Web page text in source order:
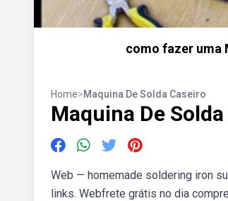
como fazer uma
Home>Maquina De Solda Caseiro
Maquina De
Web — homemade soldering iron
links. Webfrete grátis no dia